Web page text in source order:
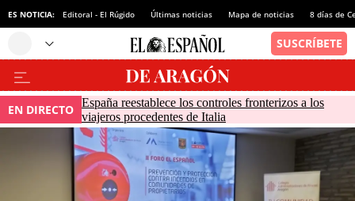
ES NOTICIA: Editoral - El Rúgido Últimas noticias Mapa de noticias 8 días de
EN DIRECTO España reestablece los controles fronterizos a los
viajeros procedentes de Italia